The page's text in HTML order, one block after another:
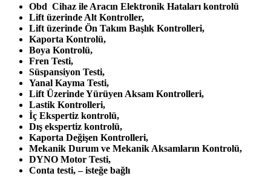
Obd Cihaz ile Aracın Elektronik Hataları kontrolü
Lift üzerinde Alt Kontroller,
Lift üzerinde Ön Takım Başlık Kontrolleri,
Kaporta Kontrolü,
Boya Kontrolü,
Fren Testi,
Süspansiyon Testi,
Yanal Kayma Testi,
Lift Üzerinde Yürüyen Aksam Kontrolleri,
Lastik Kontrolleri,
İç Ekspertiz kontrolü,
Dış ekspertiz kontrolü,
Kaporta Değişen Kontrolleri,
Mekanik Durum ve Mekanik Aksamların Kontrolü,
DYNO Motor Testi,
Conta testi, – isteğe bağlı